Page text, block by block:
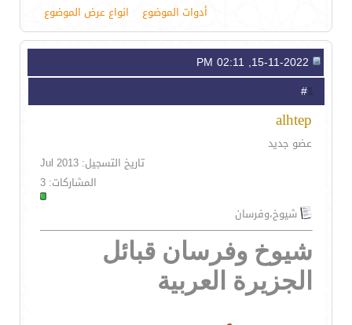
أدوات الموضوع انواع عرض الموضوع
1
alhtep
عضو جديد
تاريخ التسجيل: Jul 2013
المشاركات: 3
شيوخ،وفرسان
شيوخ وفرسان قبائل
الجزيرة العربية